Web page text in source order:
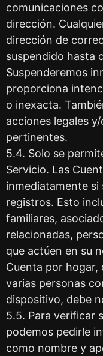
comunicaciones
dirección.
dirección de
suspendido hasta
Suspenderemos
proporciona
o inexacta.
acciones legales
pertinentes.
5.4. Solo se
Servicio. Las
inmediatamente
registros. Esto
familiares,
relacionadas,
que actúen en su
Cuenta por hogar,
varias personas
dispositivo, debe
5.5. Para verificar
podemos pedirle
como nombre y